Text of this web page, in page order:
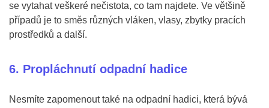
se vytahat veškeré nečistota, co tam najdete. Ve většině
případů je to směs různých vláken, vlasy, zbytky pracích
prostředků a další.
6. Propláchnutí odpadní hadice
Nesmíte zapomenout také na odpadní hadici, která bývá